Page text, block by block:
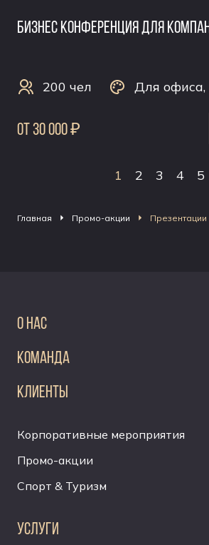
Бизнес конференция для
200 чел Для офиса,
0т 30 000 ₽
1 2 3 4 5
Главная Промо-акции Презентации
О НАС
КОМАНДА
КЛИЕНТЫ
Корпоративные мероприятия
Промо-акции
Спорт & Туризм
УСЛУГИ